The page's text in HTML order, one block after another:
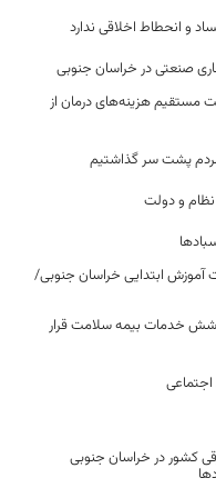
و انحطاط اخلاقی ندارد
صنعتی در خراسان جنوبی
مستقیم هزینه‌های درمان از
مردم پشت سر گذاشتیم
و دولت
آموزش ابتدایی خراسان جنوبی/
خدمات بیمه سلامت قرار
کشور در خراسان جنوبی